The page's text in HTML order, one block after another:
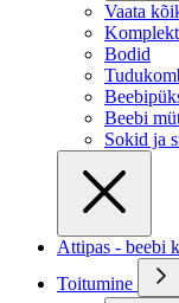
Vaata
Bodid
Beebi
Sokid ja
Attipas - beebi
Toitumine